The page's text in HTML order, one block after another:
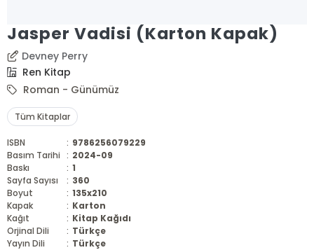
Jasper Vadisi (Karton Kapak)
Devney Perry
Ren Kitap
Roman - Günümüz
Tüm Kitaplar
ISBN : 9786256079229
Basım Tarihi : 2024-09
Baskı
: 1
Sayfa Sayısı
: 360
Boyut
: 135x210
Kapak
: Karton
Kağıt
: Kitap Kağıdı
Orjinal Dili
: Türkçe
Yayın Dili
: Türkçe